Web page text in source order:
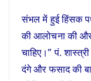
संभल में हुई हिंसक
की आलोचना की
चाहिए।” पं.
दंगे और फसाद की